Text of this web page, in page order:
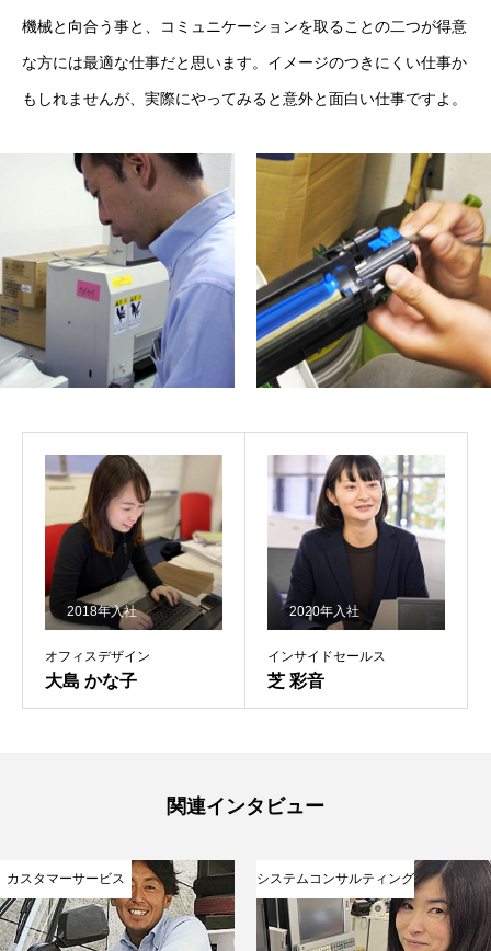
個別会社説明会（新卒向け）
経験者･中途採用エントリー
情報セキュリティ・プライバシーポリシー
機械と向合う事と、コミュニケーションを取ることの二つが得意
な方には最適な仕事だと思います。イメージのつきにくい仕事か
もしれませんが、実際にやってみると意外と面白い仕事ですよ。
オフィスデザイン
大島 かな子
2018年入社
インサイドセールス
芝 彩音
2020年入社
関連インタビュー
カスタマーサービス システムコンサルティング